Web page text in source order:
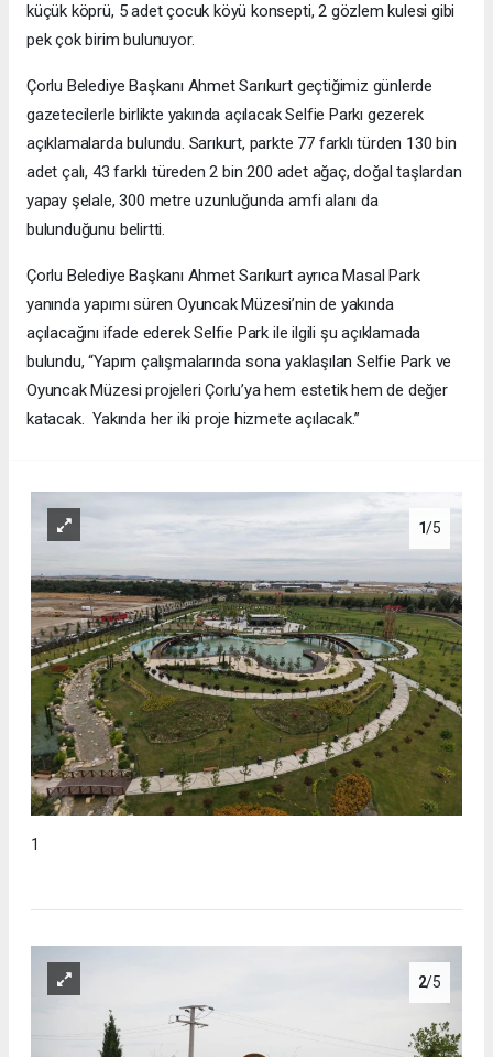
küçük köprü, 5 adet çocuk köyü konsepti, 2 gözlem kulesi gibi
pek çok birim bulunuyor.
Çorlu Belediye Başkanı Ahmet Sarıkurt geçtiğimiz günlerde
gazetecilerle birlikte yakında açılacak Selfie Parkı gezerek
açıklamalarda bulundu. Sarıkurt, parkte 77 farklı türden 130 bin
adet çalı, 43 farklı türeden 2 bin 200 adet ağaç, doğal taşlardan
yapay şelale, 300 metre uzunluğunda amfi alanı da
bulunduğunu belirtti.
Çorlu Belediye Başkanı Ahmet Sarıkurt ayrıca Masal Park
yanında yapımı süren Oyuncak Müzesi’nin de yakında
açılacağını ifade ederek Selfie Park ile ilgili şu açıklamada
bulundu, “Yapım çalışmalarında sona yaklaşılan Selfie Park ve
Oyuncak Müzesi projeleri Çorlu’ya hem estetik hem de değer
katacak. Yakında her iki proje hizmete açılacak.”
1/5
1
2/5